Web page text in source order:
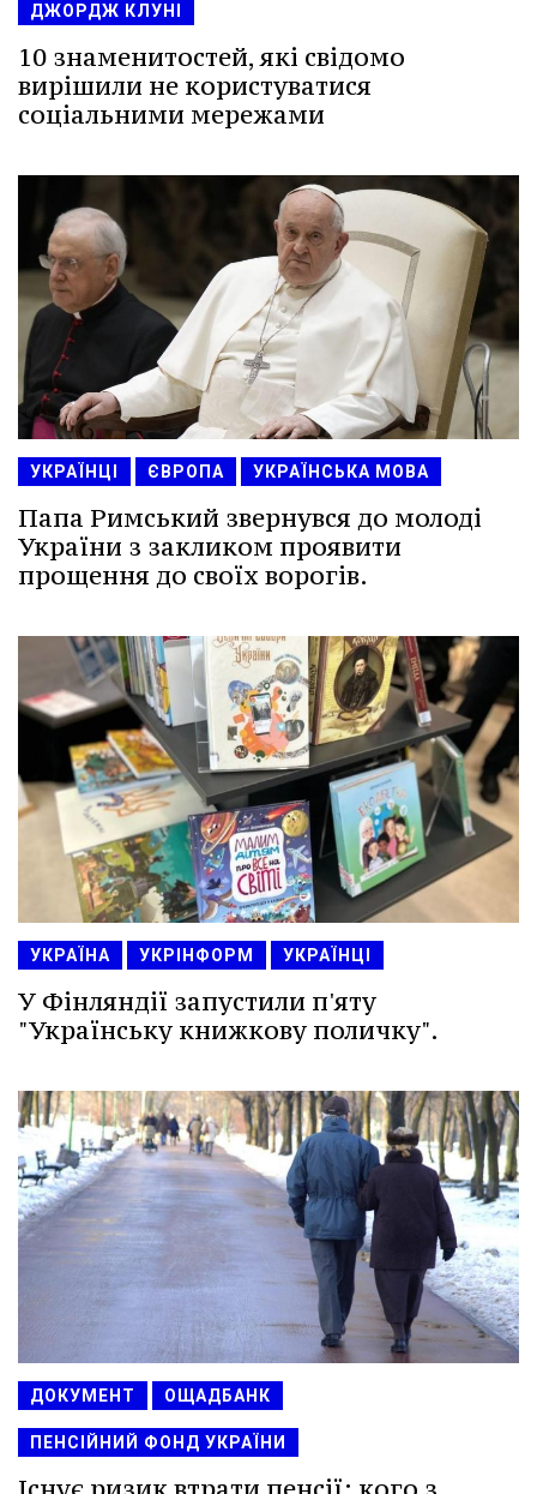
ДЖОРДЖ КЛУНІ
10 знаменитостей, які свідомо
вирішили не користуватися
соціальними мережами
УКРАЇНЦІ ЄВРОПА УКРАЇНСЬКА МОВА
Папа Римський звернувся до молоді
України з закликом проявити
прощення до своїх ворогів.
УКРАЇНА УКРІНФОРМ УКРАЇНЦІ
У Фінляндії запустили п'яту
"Українську книжкову поличку".
ДОКУМЕНТ ОЩАДБАНК
ПЕНСІЙНИЙ ФОНД УКРАЇНИ